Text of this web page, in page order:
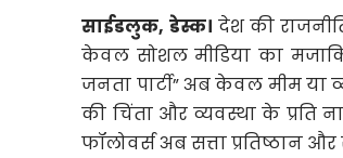
साईडलुक, डेस्क। देश की
केवल सोशल मीडिया का
जनता पार्टी” अब केवल मीम या
की चिंता और व्यवस्था के प्रति
फॉलोवर्स अब सत्ता प्रतिष्ठान